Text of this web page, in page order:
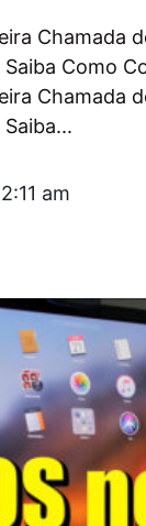
Chamada
Como
Chamada
am